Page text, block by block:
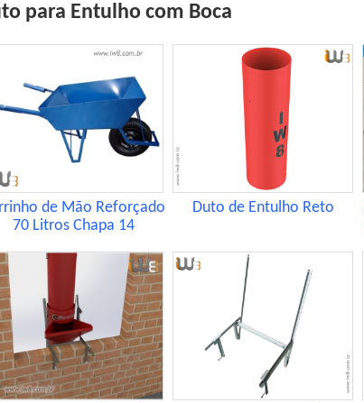
para Entulho com Boca
de Mão Reforçado
70 Litros Chapa 14
Duto de Entulho Reto